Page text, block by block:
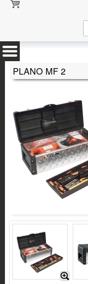
PLANO MF 2